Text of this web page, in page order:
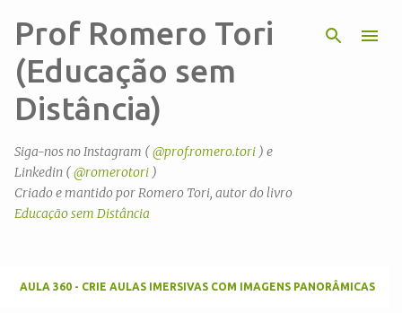
Pular para o conteúdo principal
Prof Romero Tori
(Educação sem
Distância)
Siga-nos no Instagram (@prof.romero.tori ) e
Linkedin (@romerotori )
Criado e mantido por Romero Tori, autor do livro
Educação sem Distância
AULA 360 - CRIE AULAS IMERSIVAS COM IMAGENS PANORÂMICAS